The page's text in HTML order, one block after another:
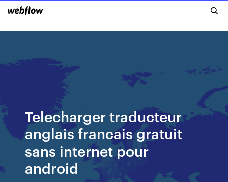
Telecharger traducteur
anglais francais gratuit
sans internet pour
android